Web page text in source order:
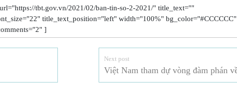
tbt.gov.vn/2021/02/ban-tin-so-2-2021/" title_text=""
title_text_position="left" width="100%" bg_color="#CCCCCC"
]
Next post